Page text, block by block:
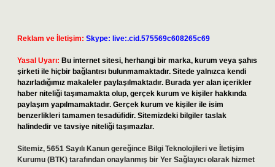
Reklam ve İletişim: Skype: live:.cid.575569c608265c69
Yasal Uyarı: Bu internet sitesi, herhangi bir marka, kurum veya şahıs
şirketi ile hiçbir bağlantısı bulunmamaktadır. Sitede yalnızca kendi
hazırladığımız makaleler paylaşılmaktadır. Burada yer alan içerikler
haber niteliği taşımamakta olup, gerçek kurum ve kişiler hakkında
paylaşım yapılmamaktadır. Gerçek kurum ve kişiler ile isim
benzerlikleri tamamen tesadüfidir. Sitemizdeki bilgiler taslak
halindedir ve tavsiye niteliği taşımazlar.
Sitemiz, 5651 Sayılı Kanun gereğince Bilgi Teknolojileri ve İletişim
Kurumu (BTK) tarafından onaylanmış bir Yer Sağlayıcı olarak hizmet